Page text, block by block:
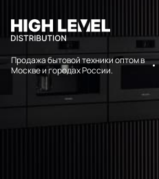
Продажа бытовой техники оптом в
Москве и городах России.